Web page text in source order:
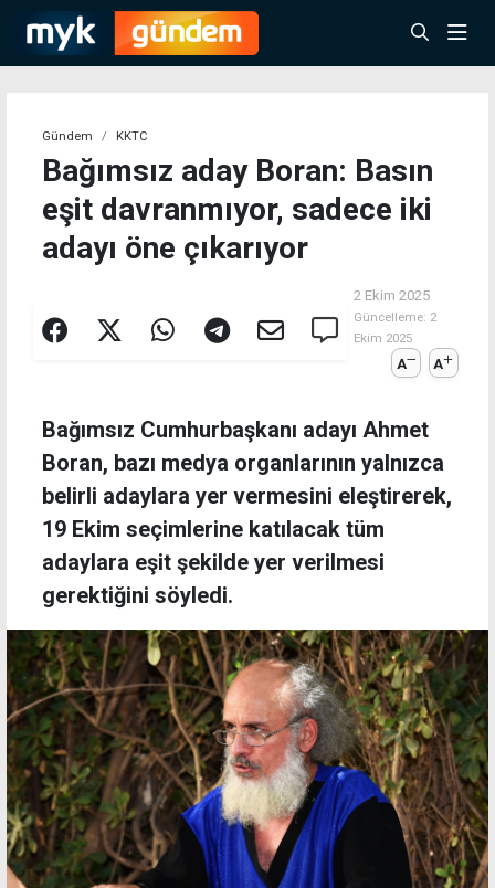
Gündem KKTC
Bağımsız aday Boran: Basın
eşit davranmıyor, sadece iki
adayı öne çıkarıyor
2 Ekim 2025
Güncelleme: 2
Ekim 2025
A A
Bağımsız Cumhurbaşkanı adayı Ahmet
Boran, bazı medya organlarının yalnızca
belirli adaylara yer vermesini eleştirerek,
19 Ekim seçimlerine katılacak tüm
adaylara eşit şekilde yer verilmesi
gerektiğini söyledi.